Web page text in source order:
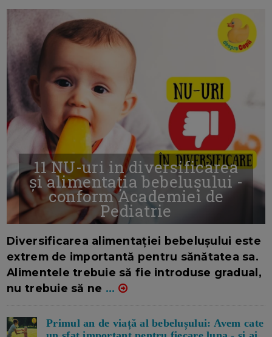
11 NU-uri in diversificarea
și alimentația bebelușului -
conform Academiei de
Pediatrie
Diversificarea alimentației bebelușului este
extrem de importantă pentru sănătatea sa.
Alimentele trebuie să fie introduse gradual,
nu trebuie să ne ...
Primul an de viață al bebelușului: Avem cate